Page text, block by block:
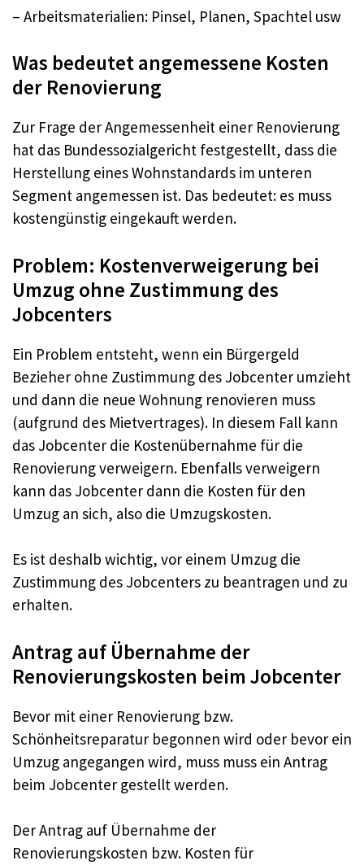
– Arbeitsmaterialien: Pinsel, Planen, Spachtel usw
Was bedeutet angemessene Kosten
der Renovierung
Zur Frage der Angemessenheit einer Renovierung
hat das Bundessozialgericht festgestellt, dass die
Herstellung eines Wohnstandards im unteren
Segment angemessen ist. Das bedeutet: es muss
kostengünstig eingekauft werden.
Problem: Kostenverweigerung bei
Umzug ohne Zustimmung des
Jobcenters
Ein Problem entsteht, wenn ein Bürgergeld
Bezieher ohne Zustimmung des Jobcenter umzieht
und dann die neue Wohnung renovieren muss
(aufgrund des Mietvertrages). In diesem Fall kann
das Jobcenter die Kostenübernahme für die
Renovierung verweigern. Ebenfalls verweigern
kann das Jobcenter dann die Kosten für den
Umzug an sich, also die Umzugskosten.
Es ist deshalb wichtig, vor einem Umzug die
Zustimmung des Jobcenters zu beantragen und zu
erhalten.
Antrag auf Übernahme der
Renovierungskosten beim Jobcenter
Bevor mit einer Renovierung bzw.
Schönheitsreparatur begonnen wird oder bevor ein
Umzug angegangen wird, muss muss ein Antrag
beim Jobcenter gestellt werden.
Der Antrag auf Übernahme der
Renovierungskosten bzw. Kosten für